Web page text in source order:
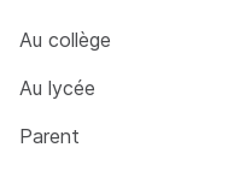
Au collège
Au lycée
Parent